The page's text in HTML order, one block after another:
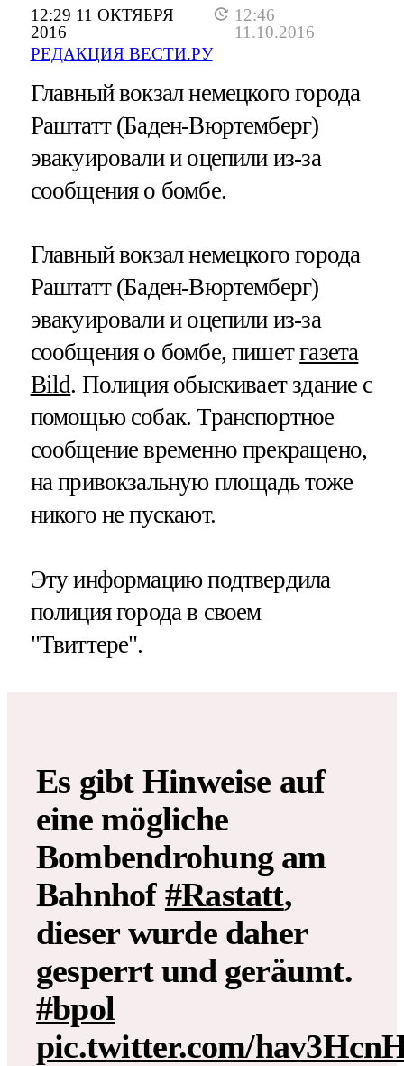
12:29 11 ОКТЯБРЯ
2016
12:46
11.10.2016
РЕДАКЦИЯ ВЕСТИ.РУ
Главный вокзал немецкого города
Раштатт (Баден-Вюртемберг)
эвакуировали и оцепили из-за
сообщения о бомбе.
Главный вокзал немецкого города
Раштатт (Баден-Вюртемберг)
эвакуировали и оцепили из-за
сообщения о бомбе, пишетгазета
Bild. Полиция обыскивает здание с
помощью собак. Транспортное
сообщение временно прекращено,
на привокзальную площадь тоже
никого не пускают.
Эту информацию подтвердила
полиция города в своем
"Твиттере".
Es gibt Hinweise auf
eine mögliche
Bombendrohung am
Bahnhof #Rastatt,
dieser wurde daher
gesperrt und geräumt.
#bpol
pic.twitter.com/